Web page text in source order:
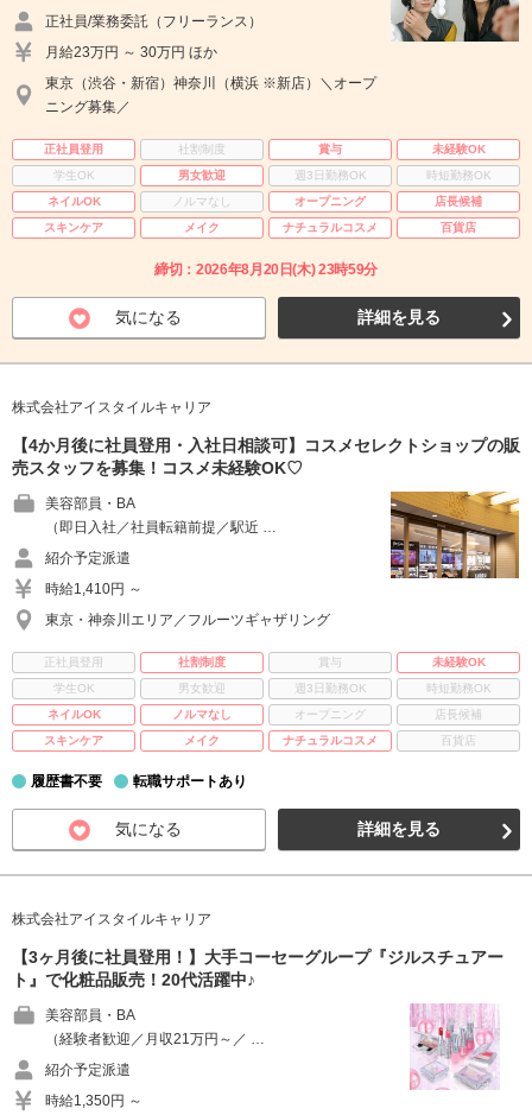
正社員/業務委託（フリーランス）
月給23万円 ～ 30万円 ほか
東京（渋谷・新宿）神奈川（横浜 ※新店）＼オープ
ニング募集／
正社員登用 社割制度 賞与
未経験OK
学生OK
男女歓迎 週3日勤務OK
時短勤務OK
ネイルOK
ノルマなし オープニング
店長候補
スキンケア
メイク ナチュラルコスメ 百貨店
締切：2026年8月20日(木) 23時59分
気になる 詳細を見る
株式会社アイスタイルキャリア
【4か月後に社員登用・入社日相談可】コスメセレクトショップの販
売スタッフを募集！コスメ未経験OK♡
美容部員・BA
（即日入社／社員転籍前提／駅近 …
紹介予定派遣
時給1,410円 ～
東京・神奈川エリア／フルーツギャザリング
正社員登用 社割制度 賞与
未経験OK
学生OK
男女歓迎 週3日勤務OK
時短勤務OK
ネイルOK
ノルマなし オープニング
店長候補
スキンケア
メイク ナチュラルコスメ 百貨店
履歴書不要 転職サポートあり
気になる 詳細を見る
株式会社アイスタイルキャリア
【3ヶ月後に社員登用！】大手コーセーグループ『ジルスチュアー
ト』で化粧品販売！20代活躍中♪
美容部員・BA
（経験者歓迎／月収21万円～／ …
紹介予定派遣
時給1,350円 ～